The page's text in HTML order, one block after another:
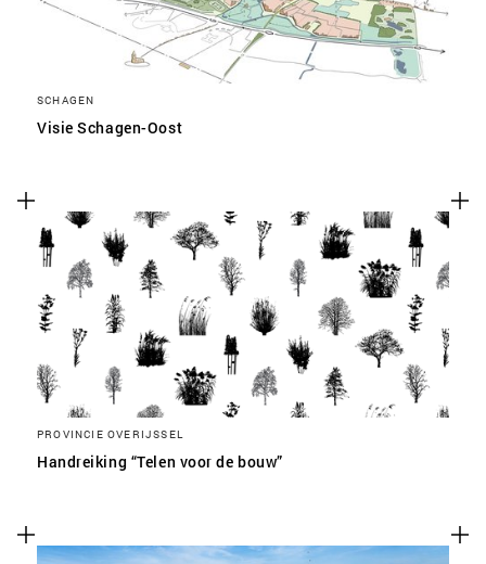
SCHAGEN
Visie Schagen-Oost
PROVINCIE OVERIJSSEL
Handreiking “Telen voor de bouw”